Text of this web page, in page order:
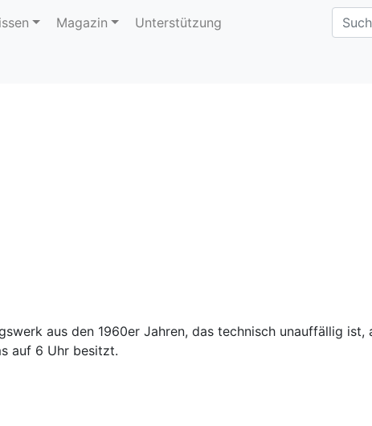
Magazin Unterstützung
aus den 1960er Jahren, das technisch unauffällig ist,
auf 6 Uhr besitzt.